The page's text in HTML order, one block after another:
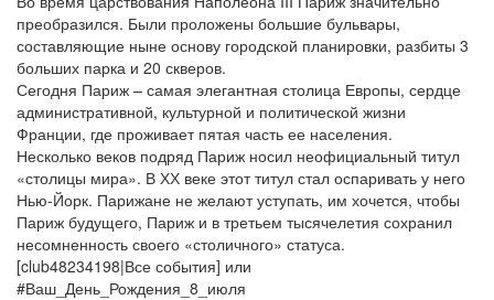
преобразился. Были проложены большие бульвары,
составляющие ныне основу городской планировки, разбиты 3
больших парка и 20 скверов.
Сегодня Париж – самая элегантная столица Европы, сердце
административной, культурной и политической жизни
Франции, где проживает пятая часть ее населения.
Несколько веков подряд Париж носил неофициальный титул
«столицы мира». В ХХ веке этот титул стал оспаривать у него
Нью-Йорк. Парижане не желают уступать, им хочется, чтобы
Париж будущего, Париж и в третьем тысячелетия сохранил
несомненность своего «столичного» статуса.
[club48234198|Все события] или
#Ваш_День_Рождения_8_июля